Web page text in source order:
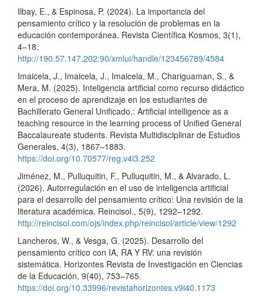
Ilbay, E., & Espinosa, P. (2024). La importancia del
pensamiento crítico y la resolución de problemas en la
educación contemporánea. Revista Científica Kosmos, 3(1),
4–18.
http://190.57.147.202:90/xmlui/handle/123456789/4584
Imaicela, J., Imaicela, J., Imaicela, M., Chariguaman, S., &
Mera, M. (2025). Inteligencia artificial como recurso didáctico
en el proceso de aprendizaje en los estudiantes de
Bachillerato General Unificado.: Artificial intelligence as a
teaching resource in the learning process of Unified General
Baccalaureate students. Revista Multidisciplinar de Estudios
Generales, 4(3), 1867–1883.
https://doi.org/10.70577/reg.v4i3.252
Jiménez, M., Pulluquitin, F., Pulluquitin, M., & Alvarado, L.
(2026). Autorregulación en el uso de inteligencia artificial
para el desarrollo del pensamiento crítico: Una revisión de la
literatura académica. Reincisol., 5(9), 1292–1292.
http://reincisol.com/ojs/index.php/reincisol/article/view/1292
Lancheros, W., & Vesga, G. (2025). Desarrollo del
pensamiento crítico con IA, RA Y RV: una revisión
sistemática. Horizontes Revista de Investigación en Ciencias
de la Educación, 9(40), 753–765.
https://doi.org/10.33996/revistahorizontes.v9i40.1173